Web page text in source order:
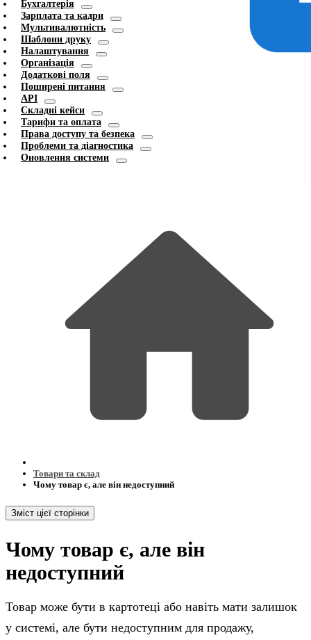
Бухгалтерія
Зарплата та кадри
Мультивалютність
Шаблони друку
Налаштування
Організація
Додаткові поля
Поширені питання
API
Складні кейси
Тарифи та оплата
Права доступу та безпека
Проблеми та діагностика
Оновлення системи
Товари та склад
Чому товар є, але він недоступний
Зміст цієї сторінки
Чому товар є, але він
недоступний
Товар може бути в картотеці або навіть мати залишок
у системі, але бути недоступним для продажу,